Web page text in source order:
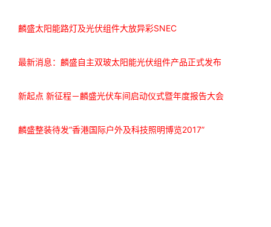
麟盛太阳能路灯及光伏组件大放异彩SNEC
最新消息：麟盛自主双玻太阳能光伏组件产品正式发布
新起点 新征程－麟盛光伏车间启动仪式暨年度报告大会
麟盛整装待发“香港国际户外及科技照明博览2017”